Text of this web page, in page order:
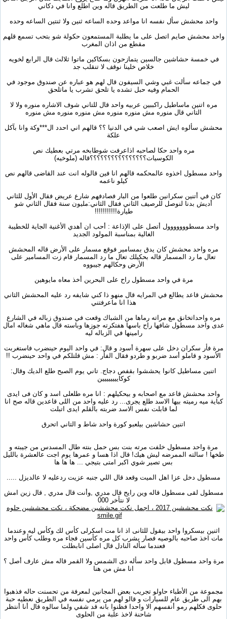
ليش ما طلعت من الطريق قاله وين اطلع وانا في دكاني
واحد محشش سأل نفسه انا مواعد وحده الساعه ثنين ولا ثنتين الساعه وحده
واحد محشش صايم اتصل على ما يطلبة المستمعون حكولة شو بتحب تسمع قلهم
مقطع من اذان المغرب
في خمسة حشاشين جالسين يتمازحون بسكاكين ماتوا ثلالث قال الرابع لخويه
خلاص خلينا نوقف لا تنقلب جد
في جماعه سألت غبي وشي السيفون قال لهم هو عباره عن صندوق موجود في
الحمام وفيه حبل تشده يا تلحق تشرب يا ماتلحق
مره اتنين ماساطيل راكببين عربيه واحد قال للتاني شوف الاشاره منوره ولا لا
التاني قال منوره مش منوره منوره مش منوره منوره مش منوره
محشش سألوه ايش اصعب شي في الدنيا ؟؟ قالهم اني احدد ال***وكة وانا بآكل
علكة
مره واحد حكا لصاحبه اذاعرفت شوطابخه مرتي بعطيك نص
الكوسيات؟؟؟؟؟؟؟؟؟؟؟؟؟؟؟؟قاله (ملوخيه)
واحد مسطول اخذوه عالمحكمه قالهم انا فين قالوله انت عند القاضى قالهم نص
كيلو ناعمه
كان في أتنين سكرانين طلعوا من البار فصادفهم شارع عريض فقال الأول للثاني
أديش بدنا لنوصل للرصيف الثاني فقال الثاني:مليون سنة فقال الثاني شو
طيارة!!!!!!!!!!!
واحد مسطووووووول أتصل على الإذاعة : أحب ان أهدي الأغنية الجاية للخطيبة
الغالية بمناسبة المولود الجديد
مره واحد محشش كان يدق بمسامير فوقع مسمار على الأرض قاله المحشش
تعال ما رد المسمار قاله بحكيلك تعال ما رد المسمار قام زت المسامير على
الأرض وحكالهم جيبووه
مرة في واحد مسطول راح على البحرين أخذ معاه مايوهين
محشش قاعد يطالع في المرايه قال منهو ذا كني شايفه رد عليه المحشش الثاني
هذا انا ماعرفتني
مره واحداتخانق مع مراته رماها من الشباك وقعت في صندوق زباله في الشارع
عدى واحد مسطول شافها راح باسها هفتكرته جوزها وباسته قال ماهي شغاله امال
رامينها في الزباله ليه
مرة فأر سكران دخل على سهرة أسود و قال: في واحد اليوم حينضرب فاستغربت
الأسود و قاملو أسد ضربو و طردو فقال الفأر : مش قلتلكم في واحد حينضرب !!
اتنين مساطيل كانوا يحششوا بقفص دجاج. تاني يوم الصبح طلع الديك وقال:
كوكايييييييين
واحد محشش قاعد مع اصحابه و بيحكيلهم : انا مره طلعلى اسد و كان فى ايدى
كباية ميه رميته بيها الاسد طلع يجرى... رد عليه واحد من اللى قاعدين قاله صح انا
لما قابلت نفس الاسد ضربته بالقلم ايدى اتبلت
اتنين حشاشين بيلعبو كورة واحد شاط و التاني اتحرق
مرة واحد مسطول خلفت مرته بنت بس حمل بنته طال المسدس من جيبته و
طخها ! سالته الممرضه ليش هيك! قال اذا هسا و عمرها يوم اجت عالعشرة بالليل
بس تصير شوي اكبر امتى بتيجي ... ها ها ها
مسطول دخل عزا اهل الميت وقعد قال اللي جنبه عزيت ردعليه لا عالديزل .....
مسطول لقى مسطول قاله وين رايح قال مدري ,وأنت قال مدري , قال زين امش
لا نتأخر 000
اثنين بيسكروا واحد بيقول للثانى اذ انا مت اسكرلى كأس لك وكأس ليه وعندما
مات اخذ صاحبه بالوصيه فصار يشرب كل مره كأسين فجاء مره وطلب كأس واحد
فعندما سأله النادل قال اصلى انابطلت
مرة واحد مسطول قابل واحد سأله دى الشمس ولا القمر قاله مش عارف أصل ؟
انا مش من هنا
مجموعة من الأطباء حاولو تجريب بعض المجانين لمعرفة من تحسنت حاله فذهبوا
بهم الى طريق عام للسيارات و قالو لهم من يرمي نفسه في الطريق نعطيه حبة
حلوى فكلهم رمو أنفسهم الا واحدا فظنوا بانه قد شفي ولما سالوه قال أنا أنتظر
شاحنة لاخذ علبة من الحلوى